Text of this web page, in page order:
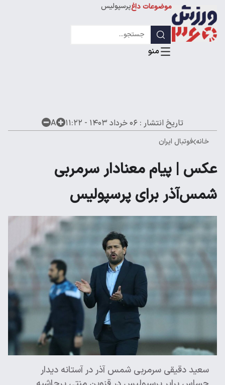
موضوعات داغپرسپولیس
لیگ قهرمانان
تاریخ انتشار : ۰۶ خرداد ۱۴۰۳ - ۱۱:۲۲ A
خانه فوتبال ایران
عکس | پیام معنادار سرمربی
شمس‌آذر برای پرسپولیس
سعید دقیقی ​سرمربی شمس آذر در آستانه دیدار